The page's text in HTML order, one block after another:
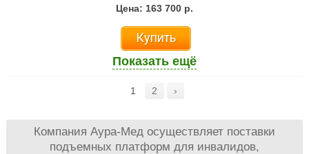
Цена: 163 700 р.
Купить
Показать ещё
1 2 ›
Компания Аура-Мед осуществляет поставки
подъемных платформ для инвалидов,